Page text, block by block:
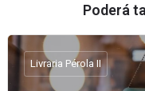
Poderá
Livraria Pérola II